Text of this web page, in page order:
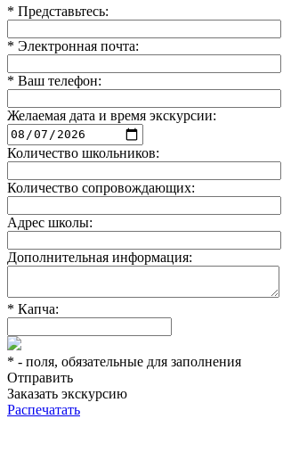
* Представьтесь:
* Электронная почта:
* Ваш телефон:
Желаемая дата и время экскурсии:
Количество школьников:
Количество сопровождающих:
Адрес школы:
Дополнительная информация:
* Капча:
* - поля, обязательные для заполнения
Отправить
Заказать экскурсию
Распечатать